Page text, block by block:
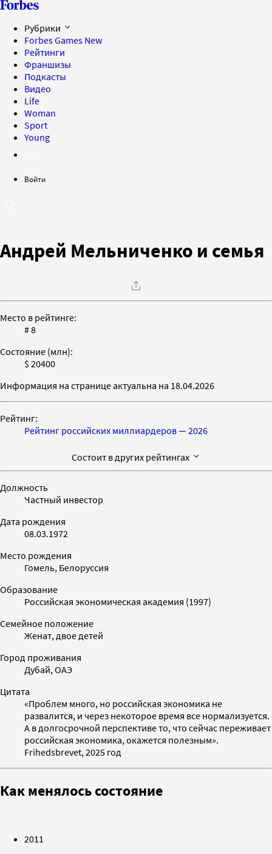
Рубрики
Forbes Games New
Рейтинги
Франшизы
Подкасты
Видео
Life
Woman
Sport
Young
Войти
Андрей Мельниченко и семья
Место в рейтинге:
# 8
Состояние (млн):
$ 20400
Информация на странице актуальна на 18.04.2026
Рейтинг:
Рейтинг российских миллиардеров — 2026
Состоит в других рейтингах
Должность
Частный инвестор
Дата рождения
08.03.1972
Место рождения
Гомель, Белоруссия
Образование
Российская экономическая академия (1997)
Семейное положение
Женат, двое детей
Город проживания
Дубай, ОАЭ
Цитата
«Проблем много, но российская экономика не
развалится, и через некоторое время все нормализуется.
А в долгосрочной перспективе то, что сейчас переживает
российская экономика, окажется полезным».
Frihedsbrevet, 2025 год
Как менялось состояние
2011